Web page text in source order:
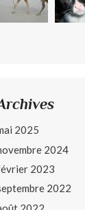
2025
2024
2023
2022